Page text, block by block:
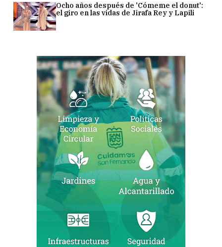
Ocho años después de 'Cómeme el donut':
el giro en las vidas de Jirafa Rey y Lapili